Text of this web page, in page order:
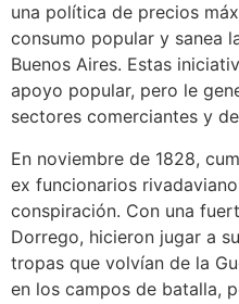
una política de precios
consumo popular y sanea
Buenos Aires. Estas
apoyo popular, pero le
sectores comerciantes y
En noviembre de 1828,
ex funcionarios
conspiración. Con una
Dorrego, hicieron jugar a
tropas que volvían de la
en los campos de batalla,